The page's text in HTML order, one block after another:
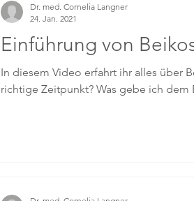
Einführung von
In diesem Video erfahrt ihr alles über
richtige Zeitpunkt? Was gebe ich dem
Dr. med. Cornelia Langner
24. Jan. 2021